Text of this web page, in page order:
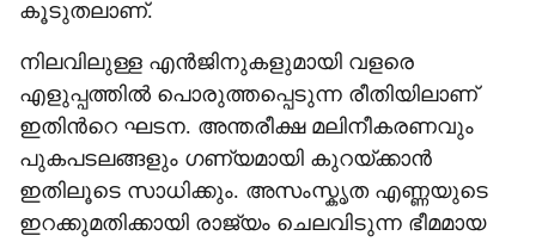
കൂടുതലാണ്.
നിലവിലുള്ള എൻജിനുകളുമായി വളരെ
എളുപ്പത്തിൽ പൊരുത്തപ്പെടുന്ന രീതിയിലാണ്
ഇതിന്‍റെ ഘടന. അന്തരീക്ഷ മലിനീകരണവും
പുകപടലങ്ങളും ഗണ്യമായി കുറയ്ക്കാൻ
ഇതിലൂടെ സാധിക്കും. അസംസ്കൃത എണ്ണയുടെ
ഇറക്കുമതിക്കായി രാജ്യം ചെലവിടുന്ന ഭീമമായ